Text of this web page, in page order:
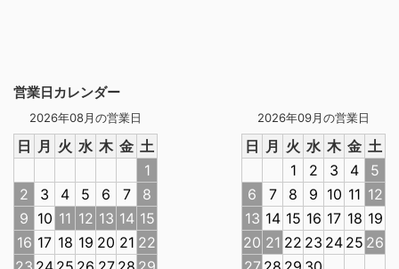
営業日カレンダー
2026年08月の営業日
日 月 火 水 木 金 土
1
2
3 4 5 6 7
8
9 10 11 12 13 14 15
16 17 18 19 20 21 22
2026年09月の営業日
日 月 火 水 木 金 土
1
2 3 4
5
6
7 8 9 10 11 12
13 14 15 16 17 18 19
20 21 22 23 24 25 26